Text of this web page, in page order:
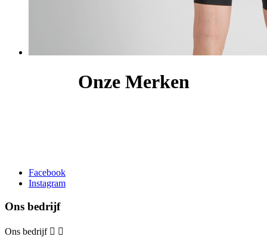
Onze Merken
Facebook
Instagram
Ons bedrijf
Ons bedrijf  